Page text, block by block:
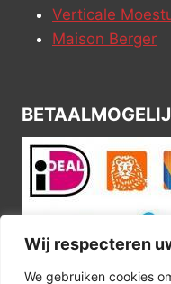
Wij respecteren
We gebruiken cookies
Verticale
Maison Berger